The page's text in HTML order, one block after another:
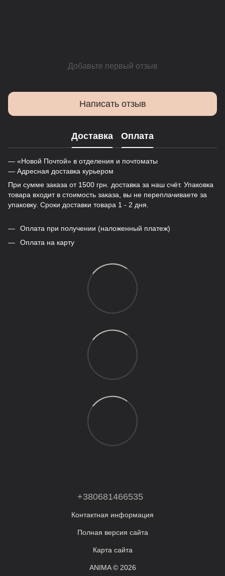
Добавьте первый отзыв
Написать отзыв
Доставка Оплата
— «Новой Почтой» в отделения и почтоматы
— Адресная доставка курьером
При сумме заказа от 1500 грн. доставка за наш счёт. Упаковка
товара входит в стоимость заказа, вы не переплачиваете за
упаковку. Сроки доставки товара 1 - 2 дня.
Оплата при получении (наложенный платеж)
Оплата на карту
+380681466535
Контактная информация
Полная версия сайта
Карта сайта
ANIMA © 2026